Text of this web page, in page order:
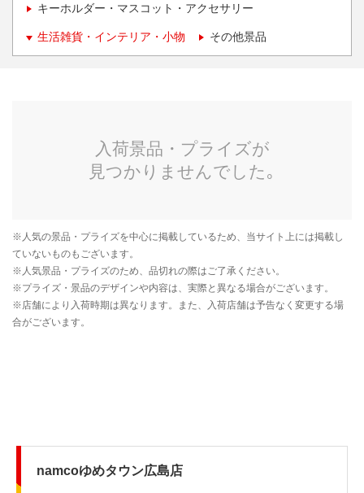
キーホルダー・マスコット・アクセサリー
生活雑貨・インテリア・小物 その他景品
namcoゆめタウン広島店